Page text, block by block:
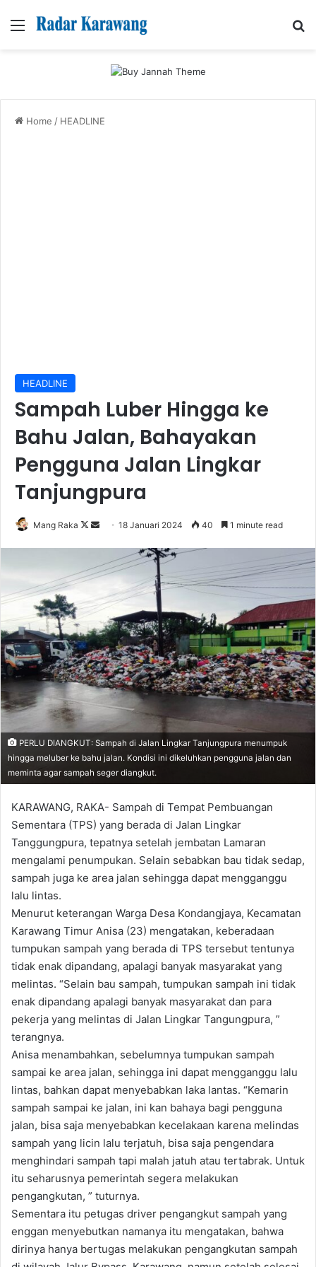
Menu
Home / HEADLINE
HEADLINE
Sampah Luber Hingga ke
Bahu Jalan, Bahayakan
Pengguna Jalan Lingkar
Tanjungpura
Mang Raka
Follow
Send
email
18 Januari 2024 40 1 minute read
PERLU DIANGKUT: Sampah di Jalan Lingkar Tanjungpura menumpuk
hingga meluber ke bahu jalan. Kondisi ini dikeluhkan pengguna jalan dan
meminta agar sampah seger diangkut.
KARAWANG, RAKA- Sampah di Tempat Pembuangan
Sementara (TPS) yang berada di Jalan Lingkar
Tanggungpura, tepatnya setelah jembatan Lamaran
mengalami penumpukan. Selain sebabkan bau tidak sedap,
sampah juga ke area jalan sehingga dapat mengganggu
lalu lintas.
Menurut keterangan Warga Desa Kondangjaya, Kecamatan
Karawang Timur Anisa (23) mengatakan, keberadaan
tumpukan sampah yang berada di TPS tersebut tentunya
tidak enak dipandang, apalagi banyak masyarakat yang
melintas. “Selain bau sampah, tumpukan sampah ini tidak
enak dipandang apalagi banyak masyarakat dan para
pekerja yang melintas di Jalan Lingkar Tangungpura, ”
terangnya.
Anisa menambahkan, sebelumnya tumpukan sampah
sampai ke area jalan, sehingga ini dapat mengganggu lalu
lintas, bahkan dapat menyebabkan laka lantas. “Kemarin
sampah sampai ke jalan, ini kan bahaya bagi pengguna
jalan, bisa saja menyebabkan kecelakaan karena melindas
sampah yang licin lalu terjatuh, bisa saja pengendara
menghindari sampah tapi malah jatuh atau tertabrak. Untuk
itu seharusnya pemerintah segera melakukan
pengangkutan, ” tuturnya.
Sementara itu petugas driver pengangkut sampah yang
enggan menyebutkan namanya itu mengatakan, bahwa
dirinya hanya bertugas melakukan pengangkutan sampah